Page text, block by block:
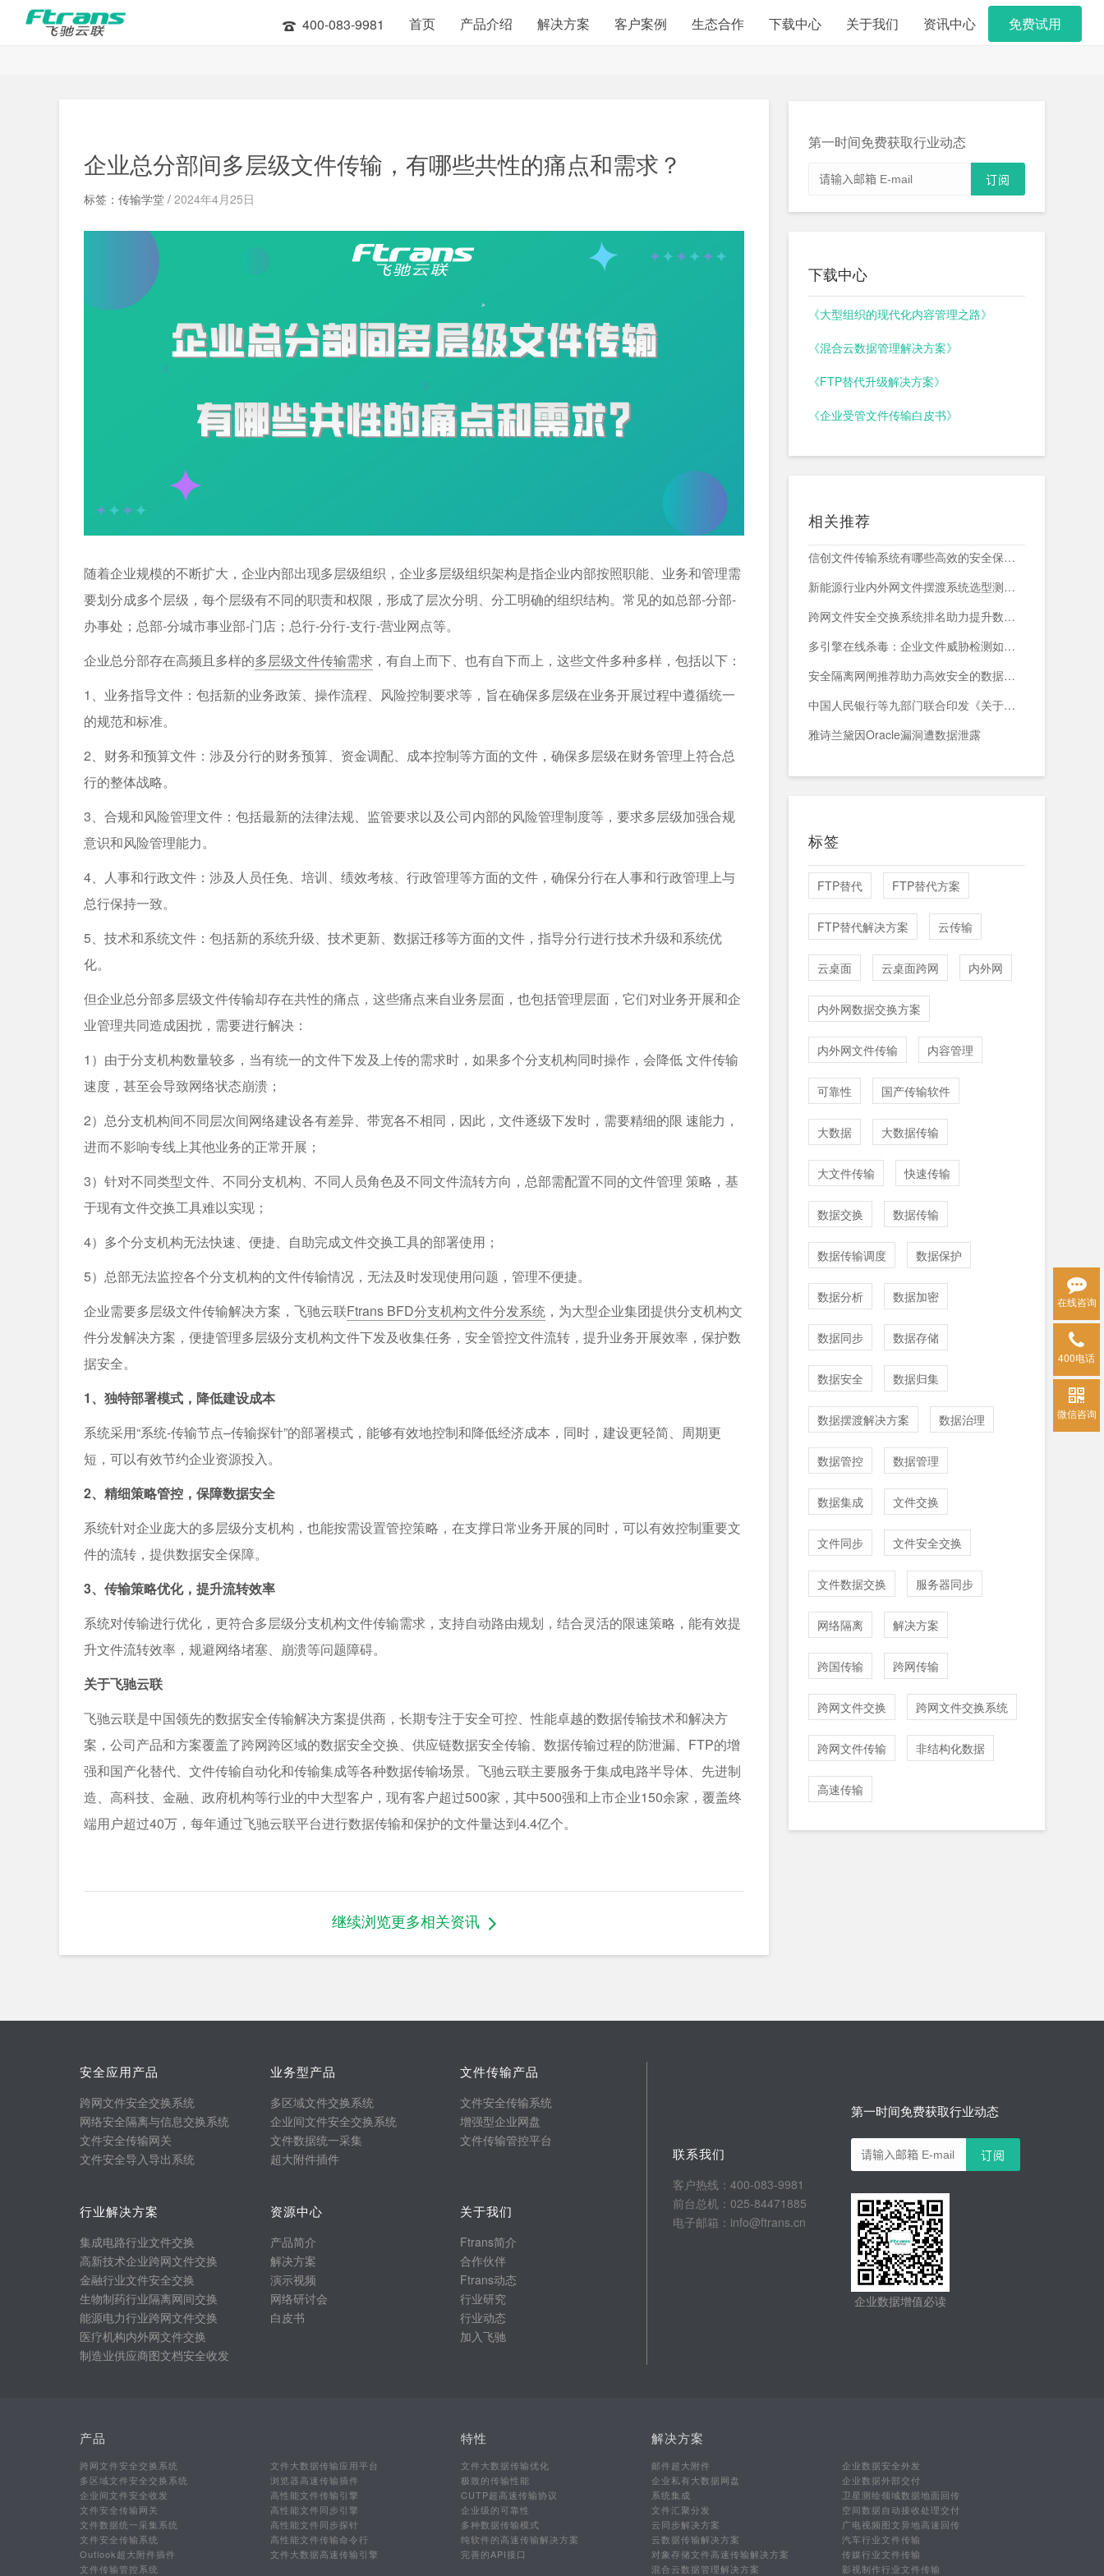
400-083-9981 首页 产品介绍 解决方案 客户案例 生态合作 下载中心 关于我们 资讯中心 免费试用
企业总分部间多层级文件传输，有哪些共性的痛点和需求？
标签：传输学堂 / 2024年4月25日
随着企业规模的不断扩大，企业内部出现多层级组织，企业多层级组织架构是指企业内部按照职能、业务和管理需
要划分成多个层级，每个层级有不同的职责和权限，形成了层次分明、分工明确的组织结构。常见的如总部-分部-
办事处；总部-分城市事业部-门店；总行-分行-支行-营业网点等。
企业总分部存在高频且多样的多层级文件传输需求 ，有自上而下、也有自下而上，这些文件多种多样，包括以下：
1、业务指导文件：包括新的业务政策、操作流程、风险控制要求等，旨在确保多层级在业务开展过程中遵循统一
的规范和标准。
2、财务和预算文件：涉及分行的财务预算、资金调配、成本控制等方面的文件，确保多层级在财务管理上符合总
行的整体战略。
3、合规和风险管理文件：包括最新的法律法规、监管要求以及公司内部的风险管理制度等，要求多层级加强合规
意识和风险管理能力。
4、人事和行政文件：涉及人员任免、培训、绩效考核、行政管理等方面的文件，确保分行在人事和行政管理上与
总行保持一致。
5、技术和系统文件：包括新的系统升级、技术更新、数据迁移等方面的文件，指导分行进行技术升级和系统优
化。
但企业总分部多层级文件传输却存在共性的痛点，这些痛点来自业务层面，也包括管理层面，它们对业务开展和企
业管理共同造成困扰，需要进行解决：
1）由于分⽀机构数量较多，当有统⼀的⽂件下发及上传的需求时，如果多个分⽀机构同时操作，会降低 ⽂件传输
速度，甚⾄会导致⽹络状态崩溃；
2）总分⽀机构间不同层次间⽹络建设各有差异、带宽各不相同，因此，⽂件逐级下发时，需要精细的限 速能⼒，
进⽽不影响专线上其他业务的正常开展；
3）针对不同类型⽂件、不同分⽀机构、不同⼈员⻆⾊及不同⽂件流转⽅向，总部需配置不同的⽂件管理 策略，基
于现有⽂件交换⼯具难以实现；
4）多个分⽀机构⽆法快速、便捷、⾃助完成⽂件交换⼯具的部署使⽤；
5）总部⽆法监控各个分⽀机构的⽂件传输情况，⽆法及时发现使⽤问题，管理不便捷。
企业需要多层级文件传输解决方案，飞驰云联Ftrans BFD分⽀机构⽂件分发系统 ，为⼤型企业集团提供分⽀机构⽂
件分发解决⽅案，便捷管理多层级分⽀机构⽂件下发及收集任务，安全管控⽂件流转，提升业务开展效率，保护数
据安全。
1、独特部署模式，降低建设成本
系统采⽤“系统-传输节点–传输探针”的部署模式，能够有效地控制和降低经济成本，同时，建设更轻简、周期更
短，可以有效节约企业资源投⼊。
2、精细策略管控，保障数据安全
系统针对企业庞⼤的多层级分⽀机构，也能按需设置管控策略，在⽀撑⽇常业务开展的同时，可以有效控制重要⽂
件的流转，提供数据安全保障。
3、传输策略优化，提升流转效率
系统对传输进⾏优化，更符合多层级分⽀机构⽂件传输需求，⽀持⾃动路由规划，结合灵活的限速策略，能有效提
升⽂件流转效率，规避⽹络堵塞、崩溃等问题障碍。
关于飞驰云联
飞驰云联是中国领先的数据安全传输解决方案提供商，长期专注于安全可控、性能卓越的数据传输技术和解决方
案，公司产品和方案覆盖了跨网跨区域的数据安全交换、供应链数据安全传输、数据传输过程的防泄漏、FTP的增
强和国产化替代、文件传输自动化和传输集成等各种数据传输场景。飞驰云联主要服务于集成电路半导体、先进制
造、高科技、金融、政府机构等行业的中大型客户，现有客户超过500家，其中500强和上市企业150余家，覆盖终
端用户超过40万，每年通过飞驰云联平台进行数据传输和保护的文件量达到4.4亿个。
继续浏览更多相关资讯
第一时间免费获取行业动态
下载中心
《大型组织的现代化内容管理之路》
《混合云数据管理解决方案》
《FTP替代升级解决方案》
《企业受管文件传输白皮书》
相关推荐
信创文件传输系统有哪些高效的安全保障措施？
新能源行业内外网文件摆渡系统选型测评，附头部企业跨网部署案例
跨网文件安全交换系统排名助力提升数据传输安全与效率
多引擎在线杀毒：企业文件威胁检测如何减少漏报与误报？
安全隔离网闸推荐助力高效安全的数据交换与网络防护
中国人民银行等九部门联合印发《关于加强科技金融领域数据开发利用的通知》
雅诗兰黛因Oracle漏洞遭数据泄露
标签
FTP替代 FTP替代方案
FTP替代解决方案 云传输
云桌面 云桌面跨网 内外网
内外网数据交换方案
内外网文件传输 内容管理
可靠性 国产传输软件
大数据 大数据传输
大文件传输 快速传输
数据交换 数据传输
数据传输调度 数据保护
数据分析 数据加密
数据同步 数据存储
数据安全 数据归集
数据摆渡解决方案 数据治理
数据管控 数据管理
数据集成 文件交换
文件同步 文件安全交换
文件数据交换 服务器同步
网络隔离 解决方案
跨国传输 跨网传输
跨网文件交换 跨网文件交换系统
跨网文件传输 非结构化数据
高速传输
在线咨询
400电话
微信咨询
安全应用产品
跨网文件安全交换系统
网络安全隔离与信息交换系统
文件安全传输网关
文件安全导入导出系统
业务型产品
多区域文件交换系统
企业间文件安全交换系统
文件数据统一采集
超大附件插件
文件传输产品
文件安全传输系统
增强型企业网盘
文件传输管控平台
行业解决方案
集成电路行业文件交换
高新技术企业跨网文件交换
金融行业文件安全交换
生物制药行业隔离网间交换
能源电力行业跨网文件交换
医疗机构内外网文件交换
制造业供应商图文档安全收发
资源中心
产品简介
解决方案
演示视频
网络研讨会
白皮书
关于我们
Ftrans简介
合作伙伴
Ftrans动态
行业研究
行业动态
加入飞驰
联系我们
客户热线：400-083-9981
前台总机：025-84471885
电子邮箱：info@ftrans.cn
第一时间免费获取行业动态
企业数据增值必读
产品
跨网文件安全交换系统
多区域文件安全交换系统
企业间文件安全收发
文件安全传输网关
文件数据统一采集系统
文件安全传输系统
Outlook超大附件插件
文件传输管控系统
文件大数据传输应用平台
浏览器高速传输插件
高性能文件传输引擎
高性能文件同步引擎
高性能文件同步探针
高性能文件传输命令行
文件大数据高速传输引擎
特性
文件大数据传输优化
极致的传输性能
CUTP超高速传输协议
企业级的可靠性
多种数据传输模式
纯软件的高速传输解决方案
完善的API接口
解决方案
邮件超大附件
企业私有大数据网盘
系统集成
文件汇聚分发
云同步解决方案
云数据传输解决方案
对象存储文件高速传输解决方案
混合云数据管理解决方案
企业数据安全外发
企业数据外部交付
卫星测绘领域数据地面回传
空间数据自动接收处理交付
广电视频图文异地高速回传
汽车行业文件传输
传媒行业文件传输
影视制作行业文件传输